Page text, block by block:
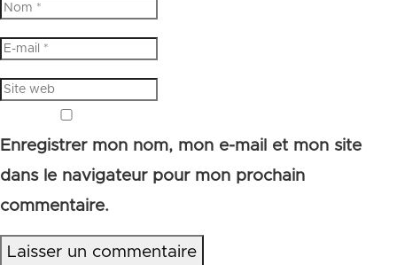
Enregistrer mon nom, mon e-mail et mon site
dans le navigateur pour mon prochain
commentaire.
Laisser un commentaire